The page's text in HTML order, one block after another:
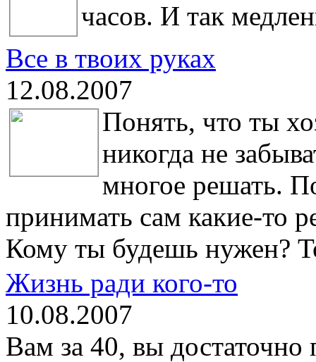
часов. И так
Все в твоих руках
12.08.2007
Понять, что ты
никогда не
многое решать.
принимать сам какие-то
Кому ты будешь нужен?
Жизнь ради кого-то
10.08.2007
Вам за 40, вы достаточно